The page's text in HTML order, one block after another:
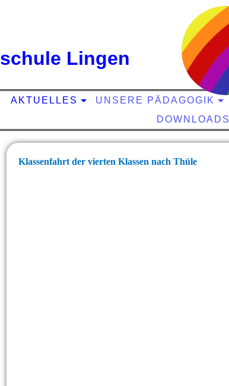
schule Lingen
AKTUELLES UNSERE PÄDAGOGIK
DOWNLOADS
Klassenfahrt der vierten Klassen nach Thüle